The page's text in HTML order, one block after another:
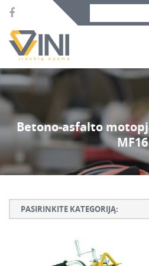
Search bar place.
Betono-asfalto
MF16
PASIRINKITE KATEGORIJĄ:
Betono ardymo ir gręžimo įrankiai